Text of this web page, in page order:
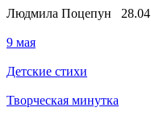
Людмила Поцепун
9 мая
Детские стихи
Творческая минутка